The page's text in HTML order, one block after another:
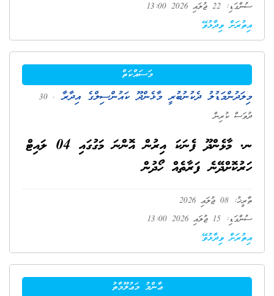
ސުންގަޑި: 22 ޖުލައި 2026 13:00
އިތުރަށް ވިދާޅުވޭ
މަސައްކަތް
މިލަދުންމަޑުލު ދެކުނުބުރީ މާޅެންދޫ ކައުންސިލްގެ އިދާރާ
. 30
ދުވަސް ކުރިން
ނ. މާޅެންދޫ ފެނަކަ އިރުން އޮންނަ މަގުގައި 04 ލައިޓް
ހަރުކޮށްދޭނެ ފަރާތެއް ހޯދުން
ތާރީޚު: 08 ޖުލައި 2026
ސުންގަޑި: 15 ޖުލައި 2026 13:00
އިތުރަށް ވިދާޅުވޭ
ޢާންމު މަޢުލޫމާތު